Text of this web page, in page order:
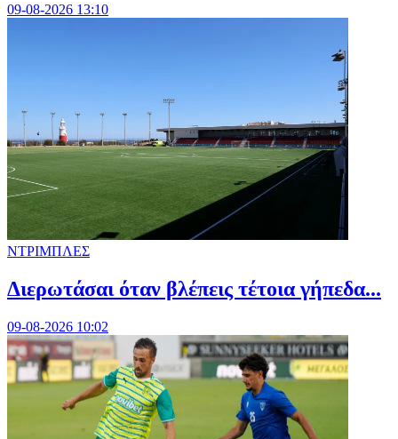
09-08-2026 13:10
ΝΤΡΙΜΠΛΕΣ
Διερωτάσαι όταν βλέπεις τέτοια γήπεδα...
09-08-2026 10:02